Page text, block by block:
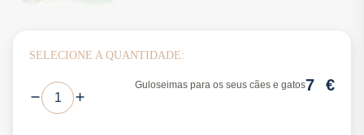
SELECIONE A QUANTIDADE:
Guloseimas para os seus cães e gatos7 €